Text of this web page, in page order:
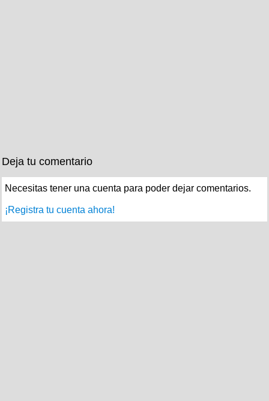
Deja tu comentario
Necesitas tener una cuenta para poder dejar comentarios.
¡Registra tu cuenta ahora!